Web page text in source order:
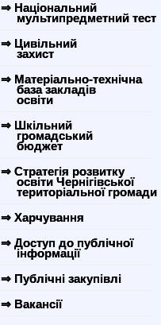
⇒ Національний
мультипредметний тест
⇒ Цивільний
захист
⇒ Матеріально-технічна
база закладів
освіти
⇒ Шкільний
громадський
бюджет
⇒ Стратегія розвитку
освіти Чернігівської
територіальної громади
⇒ Харчування
⇒ Доступ до публічної
інформації
⇒ Публічні закупівлі
⇒ Вакансії